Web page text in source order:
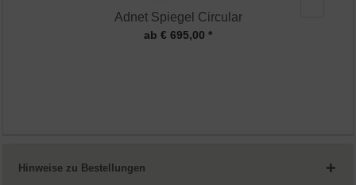
Adnet Spiegel Circular
ab € 695,00 *
Hinweise zu Bestellungen